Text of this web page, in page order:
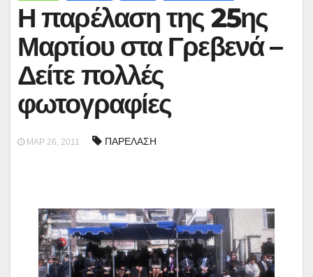
Η παρέλαση της 25ης
Μαρτίου στα Γρεβενά –
Δείτε πολλές
φωτογραφίες
ΜΑΡ 26, 2011 ΠΑΡΕΛΑΣΗ